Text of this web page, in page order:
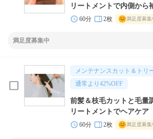
リートメントで内側から
60分 2枚 満足度募集
満足度募集中
メンテナンスカット＆トリ
通常より 42%OFF
前髪＆枝毛カットと毛量
リートメントでヘアケア
60分 2枚 満足度募集